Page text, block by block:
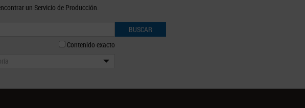
un Servicio de Producción.
BUSCAR
Contenido exacto